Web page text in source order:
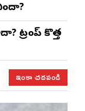
ట్రంప్ కొత్త
ఇంకా చదవండి